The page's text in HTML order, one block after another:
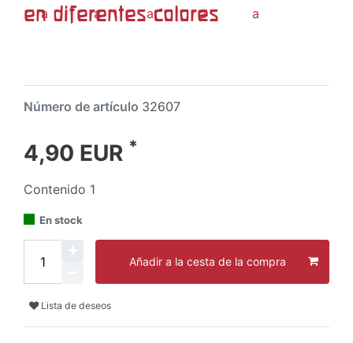
en diferentes colores
Número de artículo 32607
4,90 EUR *
Contenido 1
En stock
Añadir a la cesta de la compra
Lista de deseos